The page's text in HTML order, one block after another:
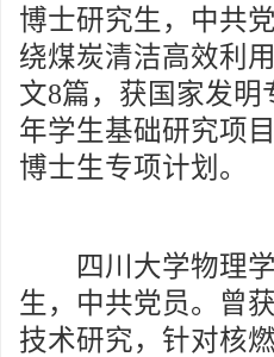
博士研究生，中共
绕煤炭清洁高效利
文8篇，获国家发
年学生基础研究项
博士生专项计划。
四川大学物理学
生，中共党员。曾
技术研究，针对核